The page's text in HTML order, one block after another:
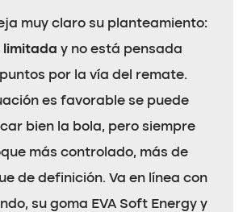
muy claro su planteamiento:
limitada y no está pensada
por la vía del remate.
es favorable se puede
bien la bola, pero siempre
más controlado, más de
de definición. Va en línea con
su goma EVA Soft Energy y